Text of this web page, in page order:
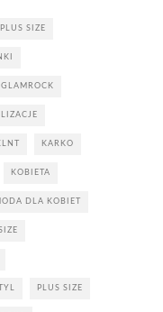
SIZE
GLAMROCK
KARKO
KOBIETA
DLA KOBIET
PLUS SIZE